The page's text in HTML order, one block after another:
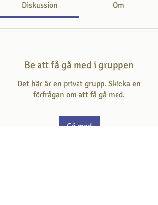
Diskussion Om
Be att få gå med i gruppen
Det här är en privat grupp. Skicka en
förfrågan om att få gå med.
Gå med